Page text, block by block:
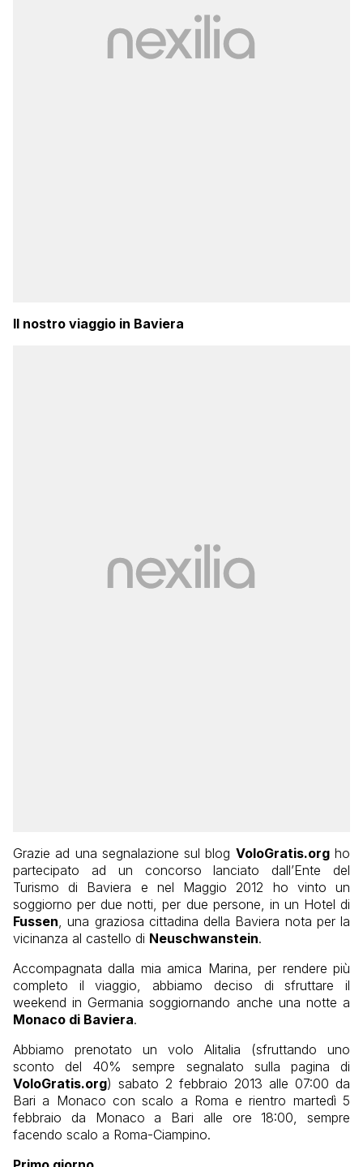
Il nostro viaggio in Baviera
Grazie ad una segnalazione sul blog VoloGratis.orgho
partecipato ad un concorso lanciato dall’Ente del
Turismo di Baviera e nel Maggio 2012 ho vinto un
soggiorno per due notti, per due persone, in un Hotel di
Fussen , una graziosa cittadina della Baviera nota per la
vicinanza al castello di Neuschwanstein.
Accompagnata dalla mia amica Marina, per rendere più
completo il viaggio, abbiamo deciso di sfruttare il
weekend in Germania soggiornando anche una notte a
Monaco di Baviera.
Abbiamo prenotato un volo Alitalia (sfruttando uno
sconto del 40% sempre segnalato sulla pagina di
VoloGratis.org) sabato 2 febbraio 2013 alle 07:00 da
Bari a Monaco con scalo a Roma e rientro martedì 5
febbraio da Monaco a Bari alle ore 18:00, sempre
facendo scalo a Roma-Ciampino.